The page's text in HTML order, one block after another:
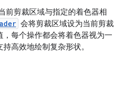
前剪裁区域与指定的着色器相
会将剪裁区域设为当前剪裁
，每个操作都会将着色器视为一
高效地绘制复杂形状。